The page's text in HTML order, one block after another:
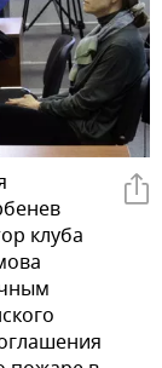
клуба